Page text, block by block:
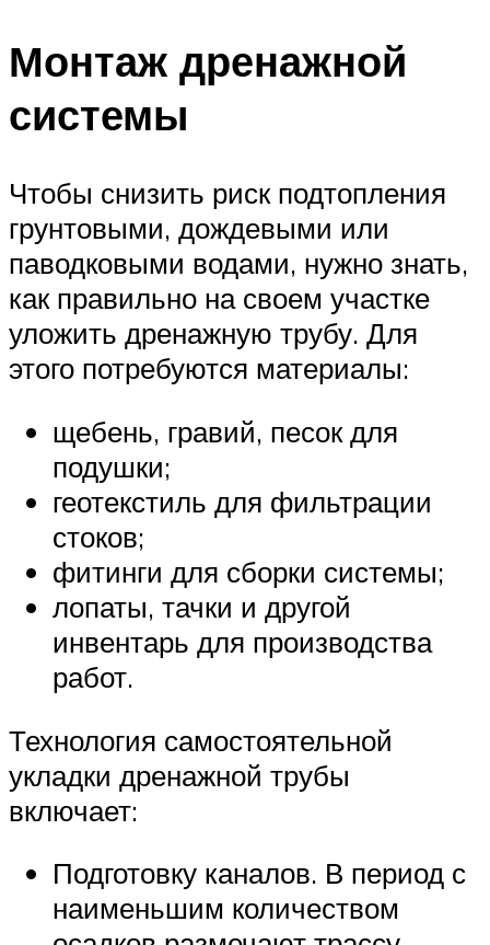
Монтаж дренажной
системы
Чтобы снизить риск подтопления
грунтовыми, дождевыми или
паводковыми водами, нужно знать,
как правильно на своем участке
уложить дренажную трубу. Для
этого потребуются материалы:
щебень, гравий, песок для
подушки;
геотекстиль для фильтрации
стоков;
фитинги для сборки системы;
лопаты, тачки и другой
инвентарь для производства
работ.
Технология самостоятельной
укладки дренажной трубы
включает:
Подготовку каналов. В период с
наименьшим количеством